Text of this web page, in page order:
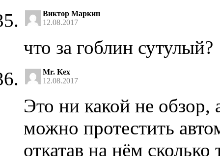
Виктор Маркин
12.08.2017
что за гоблин сутулый?
Mr. Kex
12.08.2017
Это ни какой не обзор,
можно протестить
откатав на нём